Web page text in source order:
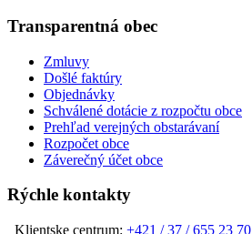
Transparentná obec
Zmluvy
Došlé faktúry
Objednávky
Schválené dotácie z rozpočtu obce
Prehľad verejných obstarávaní
Rozpočet obce
Záverečný účet obce
Rýchle kontakty
Klientske centrum: +421 / 37 / 655 23 70